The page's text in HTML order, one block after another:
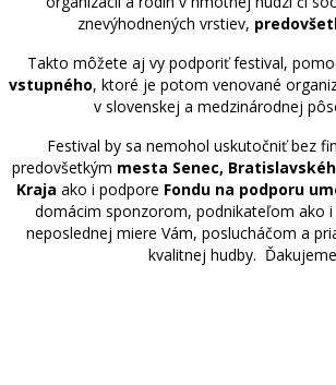
znevýhodnených vrstiev,
Takto môžete aj vy podporiť festival,
vstupného, ktoré je potom venované
v slovenskej a medzinárodnej
Festival by sa nemohol uskutočniť bez
predovšetkým mesta Senec,
Kraja ako i podpore Fondu na podporu
domácim sponzorom, podnikateľom ako
neposlednej miere Vám, poslucháčom a
kvalitnej hudby.